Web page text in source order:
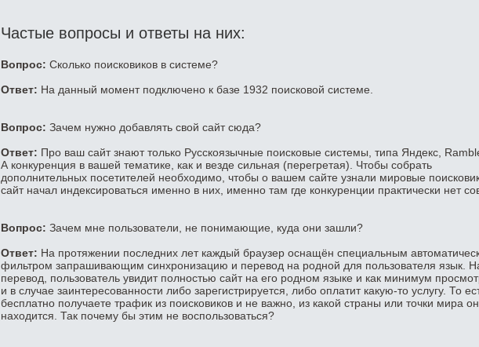
Частые вопросы и ответы на них:
Вопрос: Сколько поисковиков в системе?
Ответ: На данный момент подключено к базе 1932 поисковой системе.
Вопрос: Зачем нужно добавлять свой сайт сюда?
Ответ: Про ваш сайт знают только Русскоязычные поисковые системы, типа Яндекс,
А конкуренция в вашей тематике, как и везде сильная (перегретая). Чтобы собрать
дополнительных посетителей необходимо, чтобы о вашем сайте узнали мировые
сайт начал индексироваться именно в них, именно там где конкуренции практически нет
Вопрос: Зачем мне пользователи, не понимающие, куда они зашли?
Ответ: На протяжении последних лет каждый браузер оснащён специальным
фильтром запрашивающим синхронизацию и перевод на родной для пользователя язык.
перевод, пользователь увидит полностью сайт на его родном языке и как минимум
и в случае заинтересованности либо зарегистрируется, либо оплатит какую-то услугу. То
бесплатно получаете трафик из поисковиков и не важно, из какой страны или точки мира он
находится. Так почему бы этим не воспользоваться?